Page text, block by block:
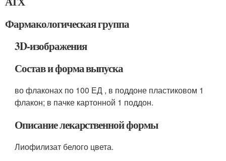
Фармакологическая группа
3D-изображения
Состав и форма выпуска
во флаконах по 100 ЕД , в поддоне пластиковом 1
флакон; в пачке картонной 1 поддон.
Описание лекарственной формы
Лиофилизат белого цвета.